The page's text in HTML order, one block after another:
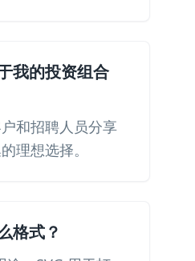
我的投资组合
和招聘人员分享
理想选择。
格式？